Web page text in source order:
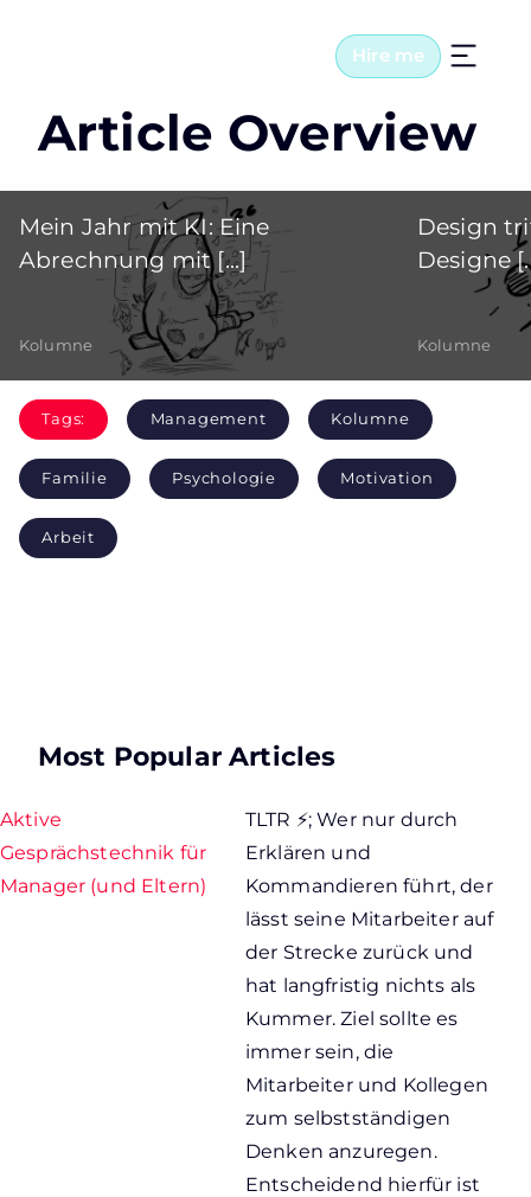
Hire me
Article Overview
Mein Jahr mit KI: Eine
Abrechnung mit [...]
Kolumne
Design
Designe
Kolumne
Tags: Management Kolumne
Familie Psychologie Motivation
Arbeit
Most Popular Articles
Aktive
Gesprächstechnik für
Manager (und Eltern)
TLTR ⚡; Wer nur durch
Erklären und
Kommandieren führt, der
lässt seine Mitarbeiter auf
der Strecke zurück und
hat langfristig nichts als
Kummer. Ziel sollte es
immer sein, die
Mitarbeiter und Kollegen
zum selbstständigen
Denken anzuregen.
Entscheidend hierfür ist